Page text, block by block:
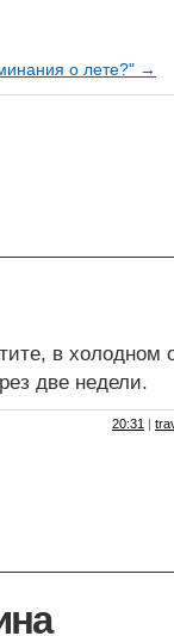
о лете?" →
в холодном
две недели.
20:31 |